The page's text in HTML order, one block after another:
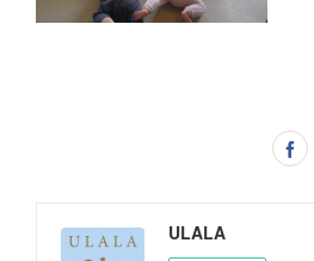
ULALA